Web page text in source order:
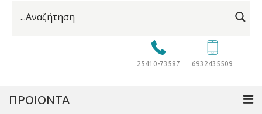
25410-73587 6932435509
ΠΡΟΙΟΝΤΑ